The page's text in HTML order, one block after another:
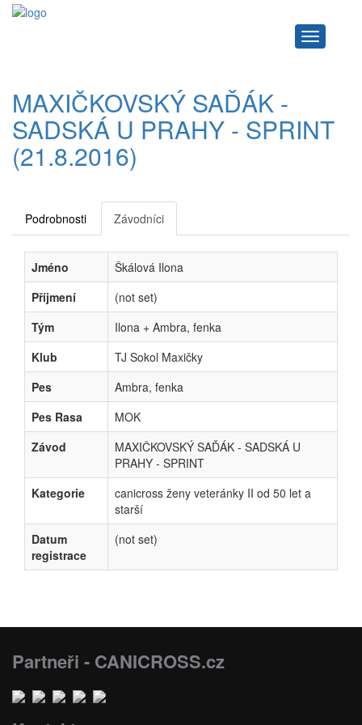
Navigace
MAXIČKOVSKÝ SAĎÁK -
SADSKÁ U PRAHY - SPRINT
(21.8.2016)
Podrobnosti Závodníci
Jméno
Škálová Ilona
Příjmení
(not set)
Tým
Ilona + Ambra, fenka
Klub
TJ Sokol Maxičky
Pes
Ambra, fenka
Pes Rasa
MOK
Závod
MAXIČKOVSKÝ SAĎÁK - SADSKÁ U
PRAHY - SPRINT
Kategorie
canicross ženy veteránky II od 50 let a
starší
Datum
registrace
(not set)
Partneři - CANICROSS.cz